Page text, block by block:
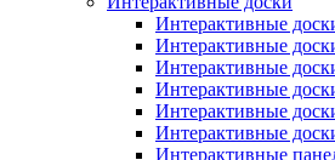
Интерактивные
Интерактивные
Интерактивные
Интерактивные
Интерактивные
Интерактивные
Интерактивные